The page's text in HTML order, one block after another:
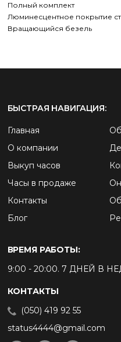
Полный комплект
Люминесцентное покрытие
Вращающийся безель
БЫСТРАЯ НАВИГАЦИЯ:
Главная
О компании
Выкуп часов
Часы в продаже
Контакты
Блог
ВРЕМЯ РАБОТЫ:
9:00 - 20:00. 7 ДНЕЙ В
КОНТАКТЫ
(050) 419 92 55
status4444@gmail.com